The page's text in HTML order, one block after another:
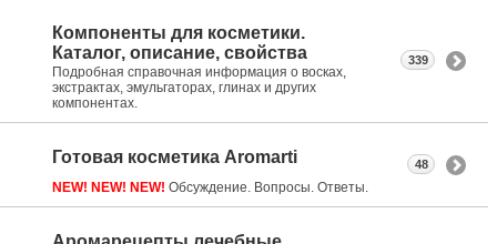
Компоненты для косметики.
Каталог, описание, свойства
Подробная справочная информация о восках,
экстрактах, эмульгаторах, глинах и других
компонентах.
339
Готовая косметика Aromarti
NEW! NEW! NEW! Обсуждение. Вопросы. Ответы.
48